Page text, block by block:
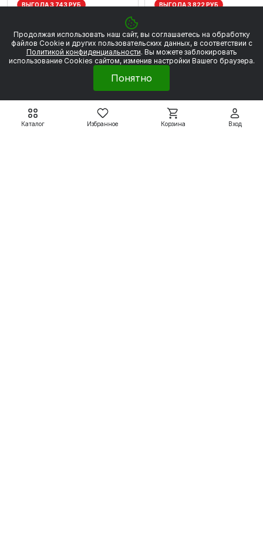
Каталог Избранное Корзина Вход
ВЫГОДА 3 743 РУБ ВЫГОДА 3 822 РУБ
Продолжая использовать наш сайт, вы соглашаетесь на обработку
файлов Сookie и других пользовательских данных, в соответствии с
Политикой конфиденциальности. Вы можете заблокировать
использование Cookies сайтом, изменив настройки Вашего браузера.
Понятно